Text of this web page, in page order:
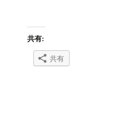
共有:
共有